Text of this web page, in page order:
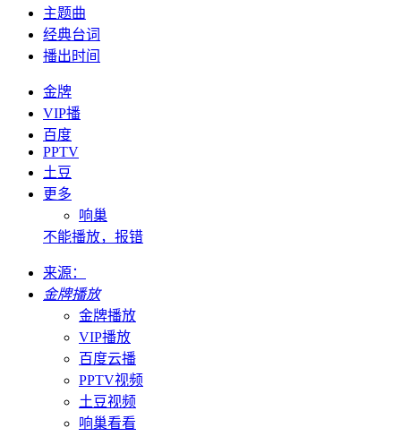
主题曲
经典台词
播出时间
金牌
VIP播
百度
PPTV
土豆
更多
响巢
不能播放，报错
来源：
金牌播放
金牌播放
VIP播放
百度云播
PPTV视频
土豆视频
响巢看看